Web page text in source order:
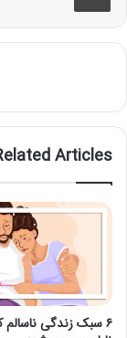
Articles
۶ سبک زندگی